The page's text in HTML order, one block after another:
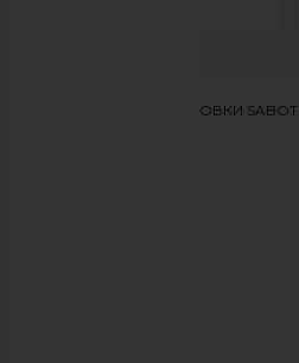
КРОССОВКИ SABOT